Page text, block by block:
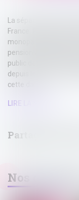
La séparation est le
France. Pour lutter
monoparentales,
pensions
public des pensions
depuis le 1er janvier
cette date...
LIRE LA SUITE
Nos